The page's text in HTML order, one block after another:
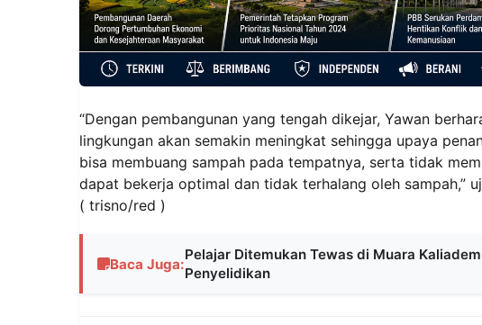
“Dengan pembangunan yang tengah dikejar, Yawan
lingkungan akan semakin meningkat sehingga upaya
bisa membuang sampah pada tempatnya, serta tidak
dapat bekerja optimal dan tidak terhalang oleh sampah,”
( trisno/red )
Baca Juga:
Pelajar Ditemukan Tewas di Muara
Penyelidikan